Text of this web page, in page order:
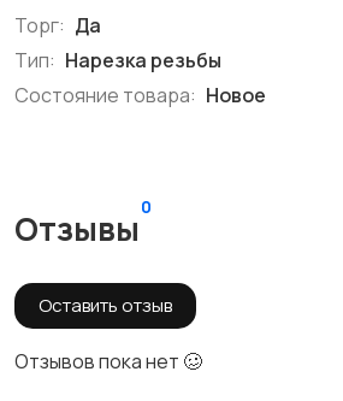
Торг: Да
Тип: Нарезка резьбы
Состояние товара: Новое
Отзывы
0
Оставить отзыв
Отзывов пока нет 🥴